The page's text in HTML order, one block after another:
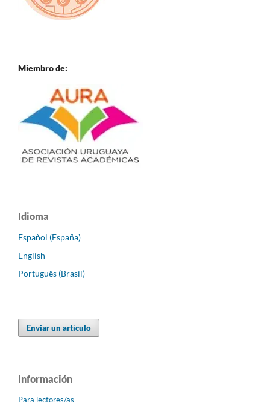
Miembro de:
Idioma
Español (España)
English
Português (Brasil)
Enviar un artículo
Información
Para lectores/as